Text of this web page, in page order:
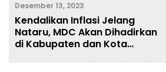
Desember 13, 2023
Kendalikan Inflasi Jelang
Nataru, MDC Akan Dihadirkan
di Kabupaten dan Kota